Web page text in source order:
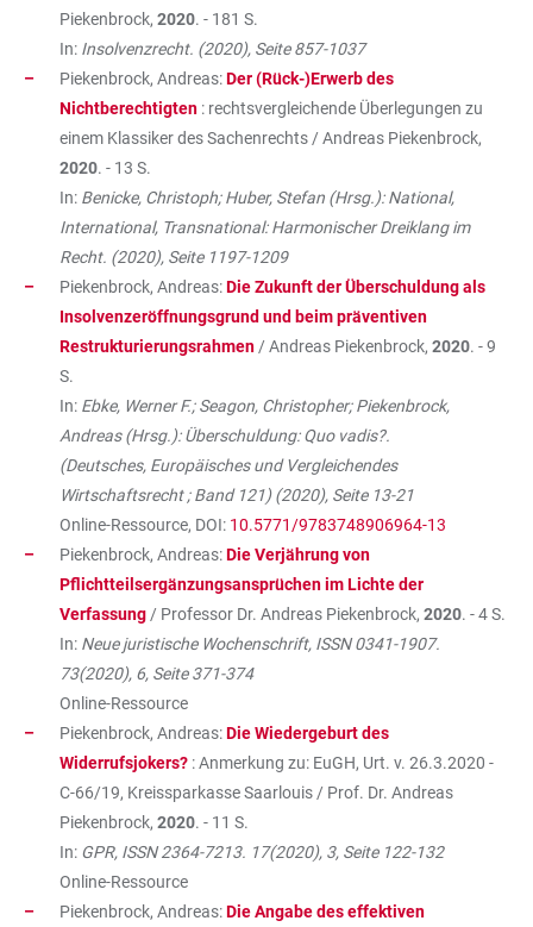
Piekenbrock, 2020. - 181 S.
In: Insolvenzrecht. (2020), Seite 857-1037
Piekenbrock, Andreas:Der (Rück-)Erwerb des
Nichtberechtigten : rechtsvergleichende Überlegungen zu
einem Klassiker des Sachenrechts / Andreas Piekenbrock,
2020. - 13 S.
In: Benicke, Christoph; Huber, Stefan (Hrsg.): National,
International, Transnational: Harmonischer Dreiklang im
Recht. (2020), Seite 1197-1209
Piekenbrock, Andreas:Die Zukunft der Überschuldung als
Insolvenzeröffnungsgrund und beim präventiven
Restrukturierungsrahmen / Andreas Piekenbrock, 2020. - 9
S.
In: Ebke, Werner F.; Seagon, Christopher; Piekenbrock,
Andreas (Hrsg.): Überschuldung: Quo vadis?.
(Deutsches, Europäisches und Vergleichendes
Wirtschaftsrecht ; Band 121) (2020), Seite 13-21
Online-Ressource, DOI: 10.5771/9783748906964-13
Piekenbrock, Andreas:Die Verjährung von
Pflichtteilsergänzungsansprüchen im Lichte der
Verfassung / Professor Dr. Andreas Piekenbrock, 2020. - 4 S.
In: Neue juristische Wochenschrift, ISSN 0341-1907.
73(2020), 6, Seite 371-374
Online-Ressource
Piekenbrock, Andreas:Die Wiedergeburt des
Widerrufsjokers? : Anmerkung zu: EuGH, Urt. v. 26.3.2020 -
C-66/19, Kreissparkasse Saarlouis / Prof. Dr. Andreas
Piekenbrock, 2020. - 11 S.
In: GPR, ISSN 2364-7213. 17(2020), 3, Seite 122-132
Online-Ressource
Piekenbrock, Andreas:Die Angabe des effektiven